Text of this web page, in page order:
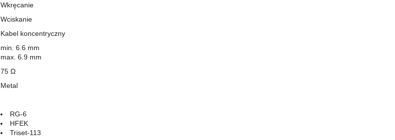
Wkręcanie
Wciskanie
Kabel koncentryczny
min. 6.6 mm
max. 6.9 mm
75 Ω
Metal
RG-6
HFEK
Triset-113